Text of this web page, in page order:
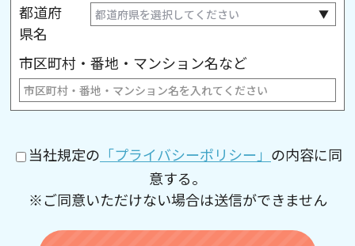
都道府
県名
市区町村・番地・マンション名など
当社規定の 「プライバシーポリシー」 の内容に同
意する。
※ご同意いただけない場合は送信ができません